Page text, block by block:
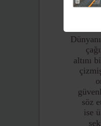
altını
söz
ise